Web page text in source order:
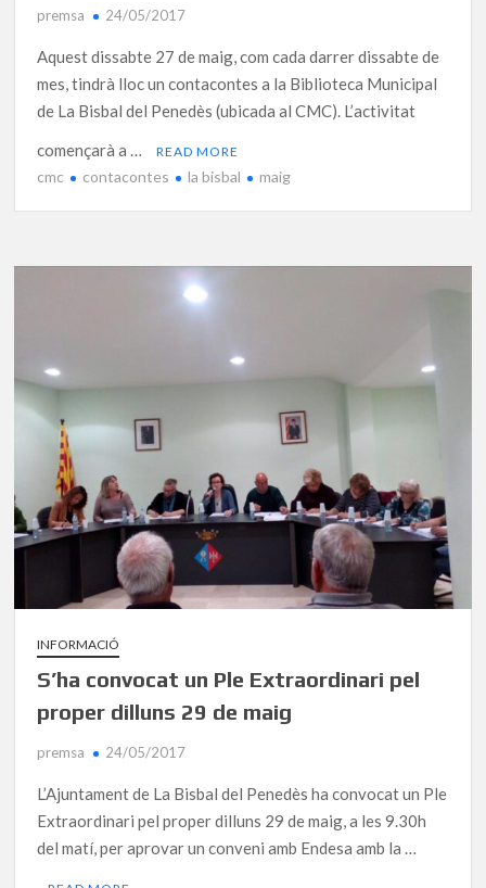
premsa 24/05/2017
Aquest dissabte 27 de maig, com cada darrer dissabte de
mes, tindrà lloc un contacontes a la Biblioteca Municipal
de La Bisbal del Penedès (ubicada al CMC). L’activitat
començarà a …
READ MORE
cmc contacontes la bisbal maig
INFORMACIÓ
S’ha convocat un Ple Extraordinari pel
proper dilluns 29 de maig
premsa 24/05/2017
L’Ajuntament de La Bisbal del Penedès ha convocat un Ple
Extraordinari pel proper dilluns 29 de maig, a les 9.30h
del matí, per aprovar un conveni amb Endesa amb la …